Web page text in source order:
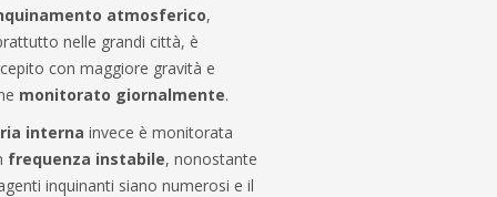
atmosferico,
nelle grandi città, è
con maggiore gravità e
monitorato giornalmente.
interna invece è monitorata
frequenza instabile, nonostante
inquinanti siano numerosi e il